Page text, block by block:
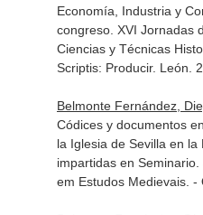
Economía, Industria y
congreso. XVI Jornadas
Ciencias y Técnicas
Scriptis: Producir. León.
Belmonte Fernández,
Códices y documentos
la Iglesia de Sevilla en
impartidas en
em Estudos Medievais. -